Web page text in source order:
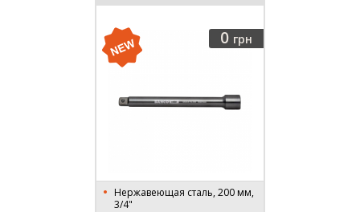
0 грн
Нержавеющая сталь, 200 мм,
3/4"